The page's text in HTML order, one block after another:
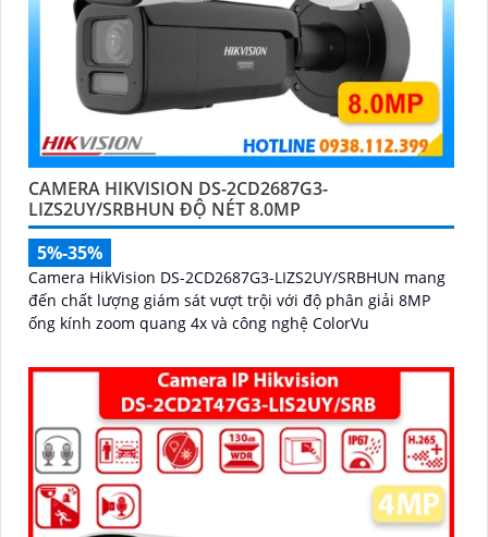
CAMERA HIKVISION DS-2CD2687G3-
LIZS2UY/SRBHUN ĐỘ NÉT 8.0MP
5%-35%
Camera HikVision DS-2CD2687G3-LIZS2UY/SRBHUN mang
đến chất lượng giám sát vượt trội với độ phân giải 8MP
ống kính zoom quang 4x và công nghệ ColorVu